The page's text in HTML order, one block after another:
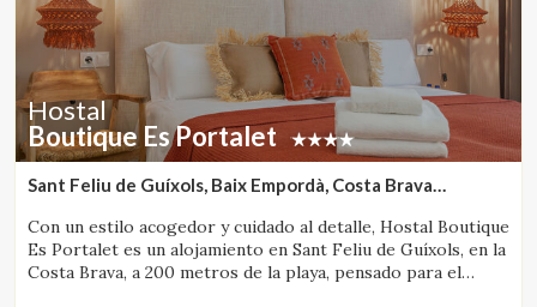
Hostal
Boutique Es Portalet
Sant Feliu de Guíxols, Baix Empordà, Costa Brava
Con un estilo acogedor y cuidado al detalle, Hostal Boutique
Es Portalet es un alojamiento en Sant Feliu de Guíxols, en la
Costa Brava, a 200 metros de la playa, pensado para el